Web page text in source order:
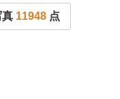
真 11948 点